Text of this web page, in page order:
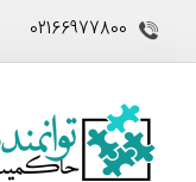
02166977800